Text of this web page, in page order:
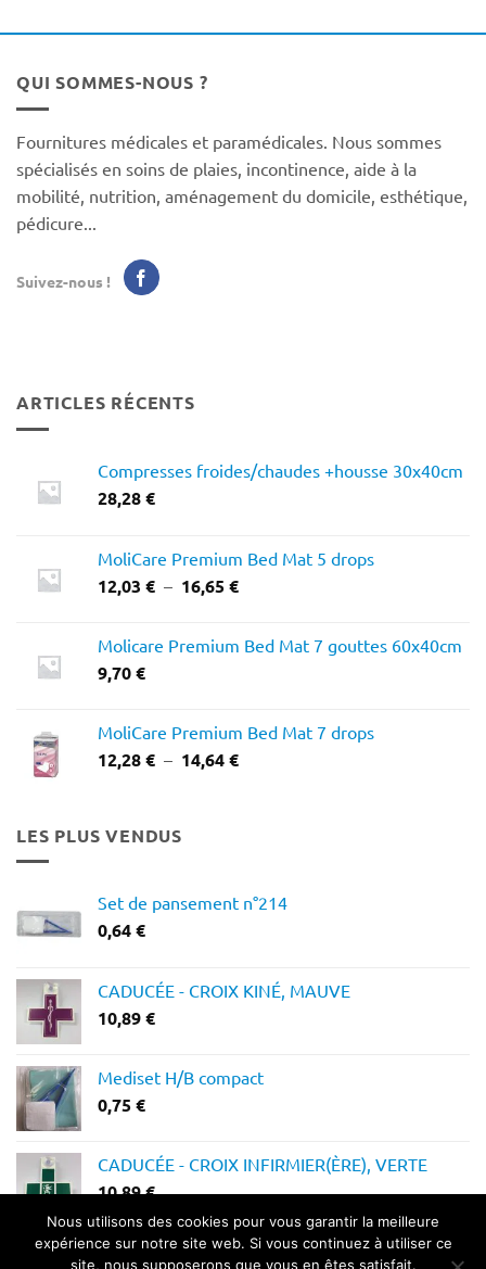
QUI SOMMES-NOUS ?
Fournitures médicales et paramédicales. Nous sommes
spécialisés en soins de plaies, incontinence, aide à la
mobilité, nutrition, aménagement du domicile, esthétique,
pédicure...
Suivez-nous !
ARTICLES RÉCENTS
Compresses froides/chaudes +housse 30x40cm
28,28€
MoliCare Premium Bed Mat 5 drops
12,03 € – 16,65€Plage
12,03 €
Molicare Premium Bed Mat 7 gouttes 60x40cm
9,70€
MoliCare Premium Bed Mat 7 drops
12,28€ – 14,64€Plage
LES PLUS VENDUS
Set de pansement n°214
0,64€
CADUCÉE - CROIX KINÉ, MAUVE
10,89€
Mediset H/B compact
0,75€
CADUCÉE - CROIX INFIRMIER(ÈRE), VERTE
10,89€
Nous utilisons des cookies pour vous garantir la meilleure
expérience sur notre site web. Si vous continuez à utiliser ce
site, nous supposerons que vous en êtes satisfait.